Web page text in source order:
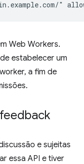
Web Workers.
estabelecer um
a fim de
e sujeitas
essa API e tiver